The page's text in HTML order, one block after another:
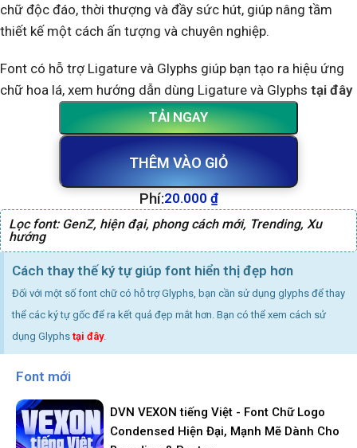
chữ độc đáo, thời thượng và đầy sức hút, giúp nâng tầm
thiết kế một cách ấn tượng và chuyên nghiệp.
Font có hỗ trợ Ligature và Glyphs giúp bạn tạo ra hiệu ứng
chữ hoa lá, xem hướng dẫn dùng Ligature và Glyphs tại đây
THÊM VÀO GIỎ
TẢI NGAY
Phí:20.000 ₫
Lọc font: GenZ, hiện đại, phong cách mới, Trending, Xu
hướng
Cách thay thế ký tự giúp font hiển thị đẹp hơn
Đối với một số font chữ có hỗ trợ Glyphs, bạn cần sử dụng glyphs để thay
thể các ký tự gốc để ra kết quả đẹp mắt hơn. Bạn có thể xem cách sử
dụng Glyphs tại đây.
Font mới
DVN VEXON tiếng Việt - Font Chữ Logo
Condensed Hiện Đại, Mạnh Mẽ Dành Cho